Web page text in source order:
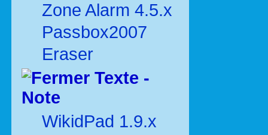
Zone Alarm 4.5.x
Passbox2007
Eraser
Texte -
Note
WikidPad 1.9.x